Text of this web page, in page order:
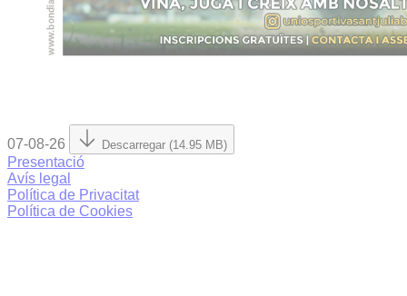
07-08-26 Descarregar (14.95 MB)
Presentació
Avís legal
Política de Privacitat
Política de Cookies